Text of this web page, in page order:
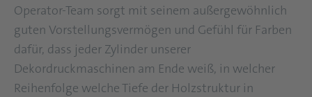
Operator-Team sorgt mit seinem außergewöhnlich
guten Vorstellungsvermögen und Gefühl für Farben
dafür, dass jeder Zylinder unserer
Dekordruckmaschinen am Ende weiß, in welcher
Reihenfolge welche Tiefe der Holzstruktur in